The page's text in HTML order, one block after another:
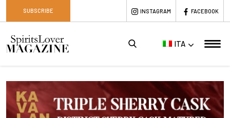
SUBSCRIBE INSTAGRAM FACEBOOK
ITA